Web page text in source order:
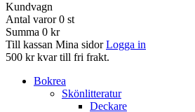
Kundvagn
Antal varor 0 st
Summa 0 kr
Till kassan Mina sidor Logga in
500 kr kvar till fri frakt.
Bokrea
Skönlitteratur
Deckare